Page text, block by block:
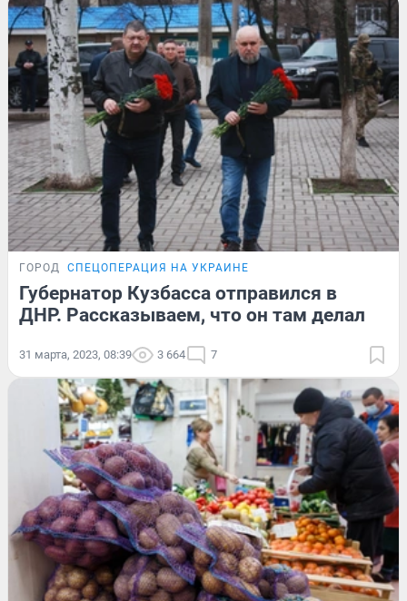
ГОРОД СПЕЦОПЕРАЦИЯ НА УКРАИНЕ
Губернатор Кузбасса отправился в
ДНР. Рассказываем, что он там делал
31 марта, 2023, 08:39 3 664 7